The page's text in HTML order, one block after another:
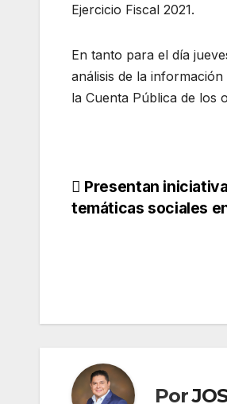
Ejercicio Fiscal 2021.
En tanto para el día
análisis de la
la Cuenta Pública de los
Navegación
Presentan
temáticas sociales
Por